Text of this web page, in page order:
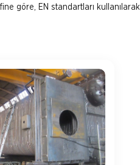
göre, EN standartları